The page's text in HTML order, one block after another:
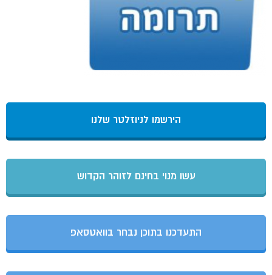
הירשמו לניוזלטר שלנו
עשו מנוי בחינם לזוהר הקדוש
התעדכנו בתוכן נבחר בוואטסאפ